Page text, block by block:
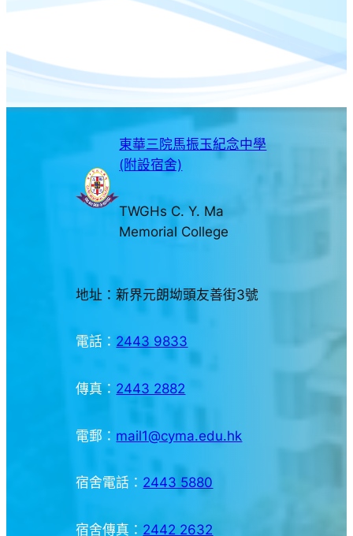
東華三院馬振玉紀念中學
(附設宿舍)
TWGHs C. Y. Ma
Memorial College
地址：新界元朗坳頭友善街3號
電話： 2443 9833
傳真： 2443 2882
電郵： mail1@cyma.edu.hk
宿舍電話： 2443 5880
宿舍傳真： 2442 2632